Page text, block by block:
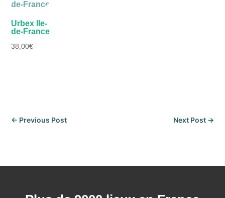
Urbex Ile-
de-France
38,00€
← Previous Post Next Post→